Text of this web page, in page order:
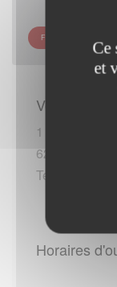
FRANCE
Vous
1 rue Charles
62000 Arras
Tel :+33
Horaires
Ce
et